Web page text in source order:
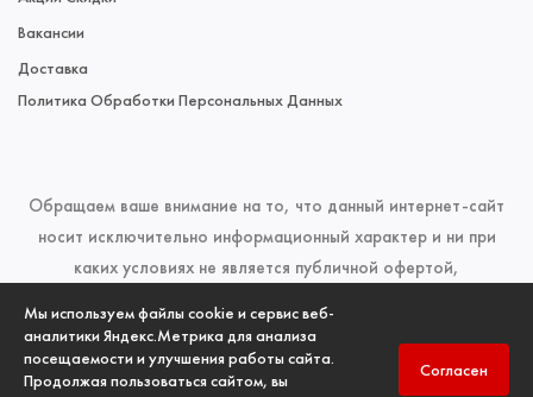
Мы используем файлы cookie и сервис веб-
аналитики Яндекс.Метрика для анализа
посещаемости и улучшения работы сайта.
Продолжая пользоваться сайтом, вы
Согласен
Вакансии
Доставка
Политика Обработки Персональных Данных
Обращаем ваше внимание на то, что данный интернет-сайт
носит исключительно информационный характер и ни при
каких условиях не является публичной офертой,
кодекса Российской Федерации. Для получения подробной
информации о наличии и стоимости указанных товаров и
(или) услуг, пожалуйста, обращайтесь к менеджерам отдела